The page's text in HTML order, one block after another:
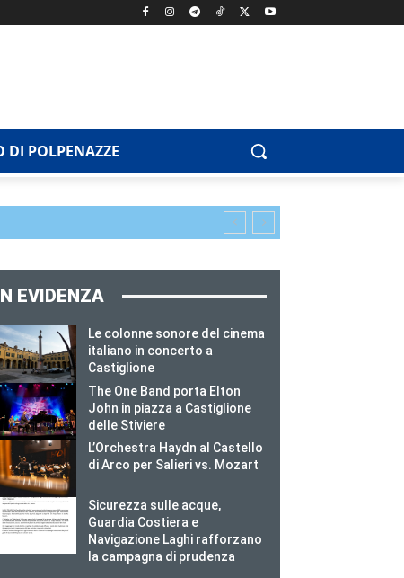
DI POLPENAZZE
EVIDENZA
Le colonne sonore del cinema
italiano in concerto a
Castiglione
The One Band porta Elton
John in piazza a Castiglione
delle Stiviere
L’Orchestra Haydn al Castello
di Arco per Salieri vs. Mozart
Sicurezza sulle acque,
Guardia Costiera e
Navigazione Laghi rafforzano
la campagna di prudenza